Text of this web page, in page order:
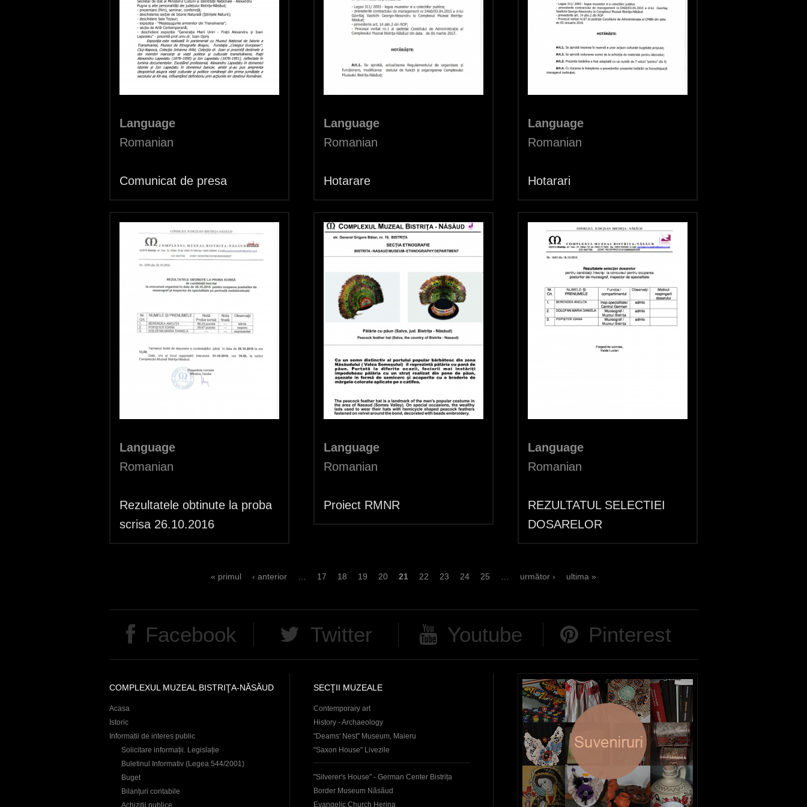
Language
Romanian
Comunicat de presa
Language
Romanian
Hotarare
Language
Romanian
Hotarari
Language
Romanian
Rezultatele obtinute la proba
scrisa 26.10.2016
Language
Romanian
Proiect RMNR
Language
Romanian
REZULTATUL SELECTIEI
DOSARELOR
s
« primul ‹ anterior 17 18 19 20 21 22 23 24 25 următor › ultima »
Facebook Twitter Youtube Pinterest
COMPLEXUL MUZEAL BISTRIŢA-NĂSĂUD
Acasa
Istoric
Informatii de interes public
Solicitare informații. Legislație
Buletinul Informativ (Legea 544/2001)
Buget
Bilanțuri contabile
SECŢII MUZEALE
Contemporary art
History - Archaeology
"Deams' Nest" Museum, Maieru
"Saxon House" Livezile
"Silverer's House" - German Center Bistrița
Border Museum Năsăud
Evangelic Church Herina